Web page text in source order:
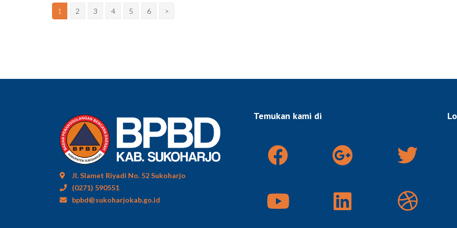
1 2 3 4 5 6 >
Jl. Slamet Riyadi No. 52 Sukoharjo
(0271) 590551
bpbd@sukoharjokab.go.id
Temukan kami di